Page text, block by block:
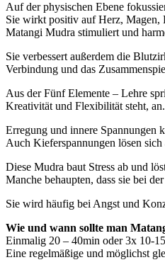
Auf der physischen Ebene
Sie wirkt positiv auf Herz, Magen,
Matangi Mudra stimuliert und
Sie verbessert außerdem die
Verbindung und das
Aus der Fünf Elemente – Lehre
Kreativität und Flexibilität steht, an.
Erregung und innere Spannungen
Auch Kieferspannungen lösen sich
Diese Mudra baut Stress ab und
Manche behaupten, dass sie bei
Sie wird häufig bei Angst und
Wie und wann sollte man
Einmalig 20 – 40min oder 3x 10-
Eine regelmäßige und möglichst